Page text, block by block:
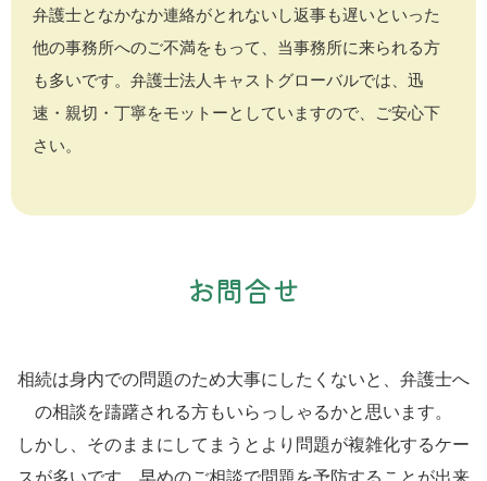
弁護士となかなか連絡がとれないし返事も遅いといった
他の事務所へのご不満をもって、当事務所に来られる方
も多いです。弁護士法人キャストグローバルでは、迅
速・親切・丁寧をモットーとしていますので、ご安心下
さい。
お問合せ
相続は身内での問題のため大事にしたくないと、弁護士へ
の相談を躊躇される方もいらっしゃるかと思います。
しかし、そのままにしてまうとより問題が複雑化するケー
スが多いです。早めのご相談で問題を予防することが出来